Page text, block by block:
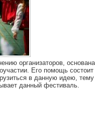
организаторов,
Его помощь
в данную идею,
данный фестиваль.